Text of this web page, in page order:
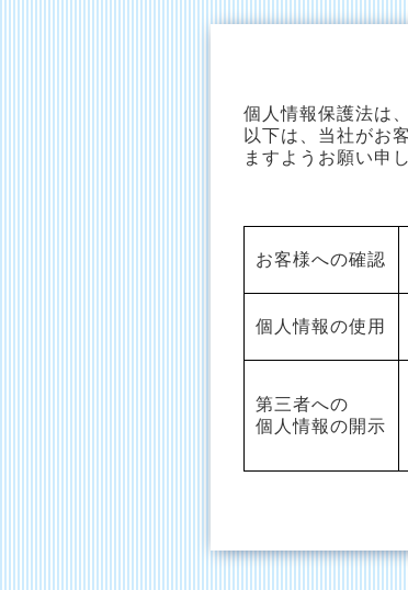
個人情報保護法は
以下は、当社がお
ますようお願い申
お客様への確認
個人情報の使用
第三者への
個人情報の開示